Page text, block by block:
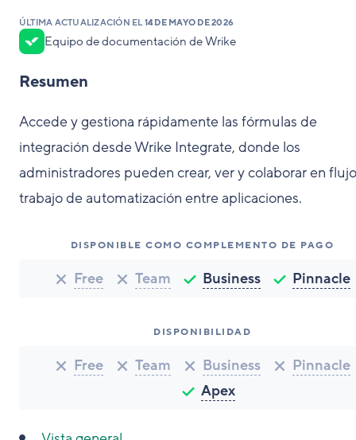
ÚLTIMA ACTUALIZACIÓN EL 14 DE MAYO DE 2026
Equipo de documentación de Wrike
Resumen
Accede y gestiona rápidamente las fórmulas de
integración desde Wrike Integrate, donde los
administradores pueden crear, ver y colaborar en
trabajo de automatización entre aplicaciones.
DISPONIBLE COMO COMPLEMENTO DE PAGO
Free Team Business Pinnacle
DISPONIBILIDAD
Free Team Business
Pinnacle
Apex